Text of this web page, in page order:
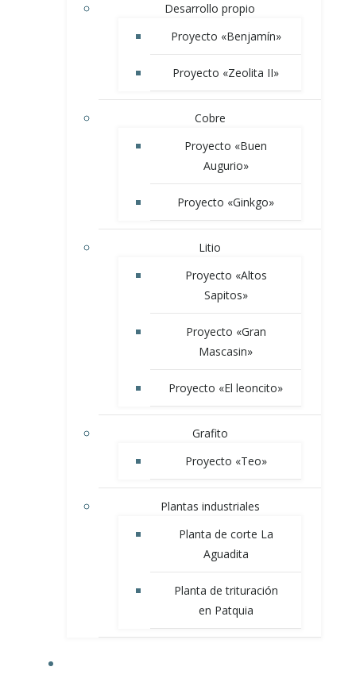
Desarrollo propio
Proyecto «Benjamín»
Proyecto «Zeolita II»
Cobre
Proyecto «Buen
Augurio»
Proyecto «Ginkgo»
Litio
Proyecto «Altos
Sapitos»
Proyecto «Gran
Mascasin»
Proyecto «El leoncito»
Grafito
Proyecto «Teo»
Plantas industriales
Planta de corte La
Aguadita
Planta de trituración
en Patquia